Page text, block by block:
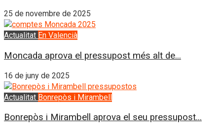
25 de novembre de 2025
Actualitat En Valencià
Moncada aprova el pressupost més alt de...
16 de juny de 2025
Actualitat Bonrepòs i Mirambell
Bonrepòs i Mirambell aprova el seu pressupost...